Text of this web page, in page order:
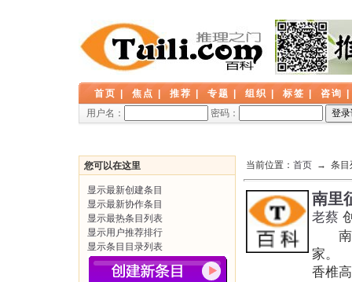
首页 焦点 推荐 专题 组织 标签 咨询
用户名：
密码：
您可以在这里
显示最新创建条目
显示最新协作条目
显示最热条目列表
显示用户推荐排行
显示条目目录列表
当前位置： 首页 → 条目
南里
老蔡
南里
家。
香椎